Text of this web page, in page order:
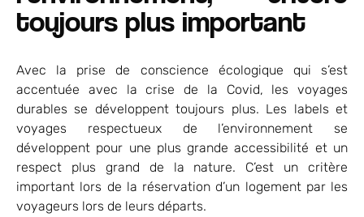
toujours plus important
Avec la prise de conscience écologique qui s’est
accentuée avec la crise de la Covid, les voyages
durables se développent toujours plus. Les labels et
voyages respectueux de l’environnement se
développent pour une plus grande accessibilité et un
respect plus grand de la nature. C’est un critère
important lors de la réservation d’un logement par les
voyageurs lors de leurs départs.